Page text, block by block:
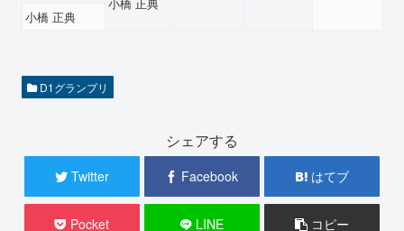
小橋 正典
小橋 正典
D1グランプリ
シェアする
Twitter Facebook はてブ
Pocket LINE コピー